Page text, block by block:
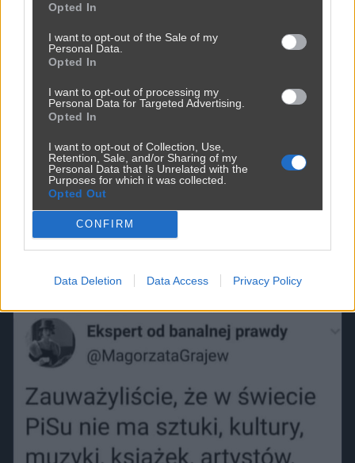
Opted In
I want to opt-out of the Sale of my
Personal Data.
Opted In
I want to opt-out of processing my
Personal Data for Targeted Advertising.
Opted In
I want to opt-out of Collection, Use,
Retention, Sale, and/or Sharing of my
Personal Data that Is Unrelated with the
Purposes for which it was collected.
Opted Out
CONFIRM
Data Deletion Data Access Privacy Policy
...i za to jest
Kategoria: 📦Inne